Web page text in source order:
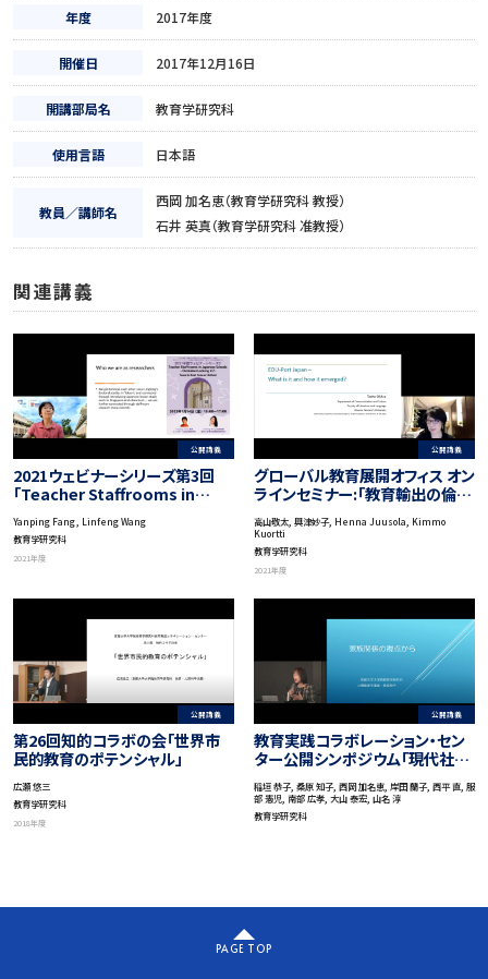
年度 2017年度
開催日 2017年12月16日
開講部局名 教育学研究科
使用言語 日本語
教員／講師名
西岡 加名恵（教育学研究科 教授）
石井 英真（教育学研究科 准教授）
関連講義
公開講義
2021ウェビナーシリーズ第3回
「Teacher Staffrooms in
Outsiders Looking In?
Towards East Asia as a
Method」
Yanping Fang , Linfeng Wang
教育学研究科
2021年度
公開講義
グローバル教育展開オフィス オン
ラインセミナー:「教育輸出の倫理
的・政治的課題：日本とフィンラン
ドの比較から」
高山敬太, 興津妙子, Henna Juusola, Kimmo
Kuortti
教育学研究科
2021年度
公開講義
第26回知的コラボの会「世界市
民的教育のポテンシャル」
広瀬 悠三
教育学研究科
2018年度
公開講義
教育実践コラボレーション・セン
ター公開シンポジウム「現代社会
に求められる新たな秩序を考え
る」
稲垣 恭子, 桑原 知子, 西岡 加名恵, 岸田 蘭子, 西平 直, 服
部 憲児, 南部 広孝, 大山 泰宏, 山名 淳
教育学研究科
PAGE TOP